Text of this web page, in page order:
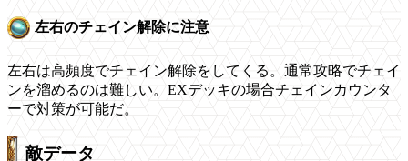
左右のチェイン解除に注意
左右は高頻度でチェイン解除をしてくる。通常攻略でチェイ
ンを溜めるのは難しい。EXデッキの場合チェインカウンタ
ーで対策が可能だ。
敵データ